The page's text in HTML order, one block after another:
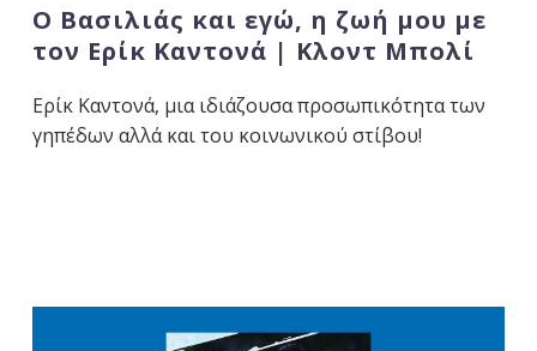
Ο Βασιλιάς και εγώ, η ζωή μου με
τον Ερίκ Καντονά | Κλοντ Μπολί
Ερίκ Καντονά, μια ιδιάζουσα προσωπικότητα των
γηπέδων αλλά και του κοινωνικού στίβου!